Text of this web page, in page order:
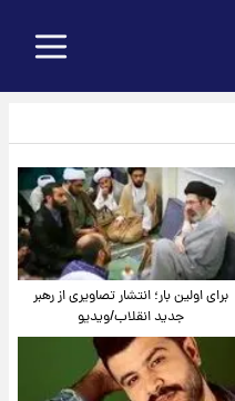
برای اولین بار؛ انتشار تصاویری از رهبر
جدید انقلاب/ویدیو